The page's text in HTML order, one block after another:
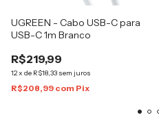
UGREEN - Cabo USB-C para
USB-C 1m Branco
R$219,99
12x de R$18,33 sem juros
R$208,99 com Pix